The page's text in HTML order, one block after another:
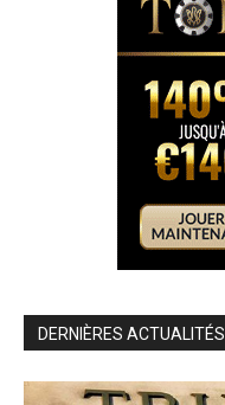
DERNIÈRES ACTUALITÉS